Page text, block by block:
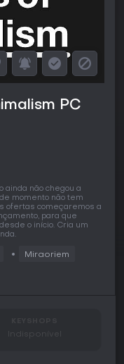
PC
ainda não chegou a
momento não tem
ofertas começaremos a
para que
o início. Cria um
Miraoriem
Indisponível